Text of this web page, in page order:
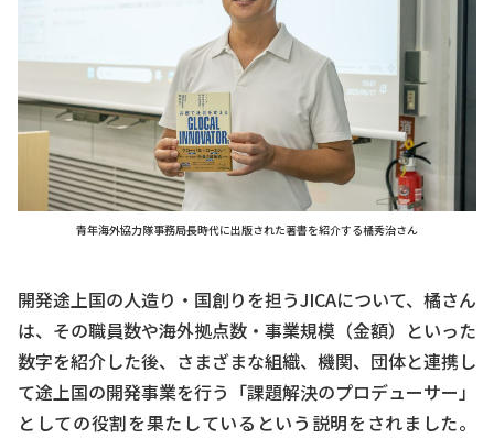
青年海外協力隊事務局長時代に出版された著書を紹介する橘秀治さん
開発途上国の人造り・国創りを担うJICAについて、橘さん
は、その職員数や海外拠点数・事業規模（金額）といった
数字を紹介した後、さまざまな組織、機関、団体と連携し
て途上国の開発事業を行う「課題解決のプロデューサー」
としての役割を果たしているという説明をされました。